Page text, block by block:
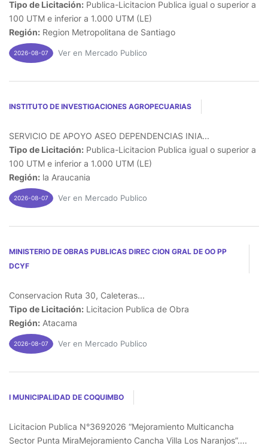
Tipo de Licitación: Publica-Licitacion Publica igual o superior a
100 UTM e inferior a 1.000 UTM (LE)
Región: Region Metropolitana de Santiago
2026-08-07 Ver en Mercado Publico
INSTITUTO DE INVESTIGACIONES AGROPECUARIAS
SERVICIO DE APOYO ASEO DEPENDENCIAS INIA...
Tipo de Licitación: Publica-Licitacion Publica igual o superior a
100 UTM e inferior a 1.000 UTM (LE)
Región: la Araucania
2026-08-07 Ver en Mercado Publico
MINISTERIO DE OBRAS PUBLICAS DIREC CION GRAL DE OO PP
DCYF
Conservacion Ruta 30, Caleteras...
Tipo de Licitación: Licitacion Publica de Obra
Región: Atacama
2026-08-07 Ver en Mercado Publico
I MUNICIPALIDAD DE COQUIMBO
Licitacion Publica N°3692026 “Mejoramiento Multicancha
Sector Punta MiraMejoramiento Cancha Villa Los Naranjos”....